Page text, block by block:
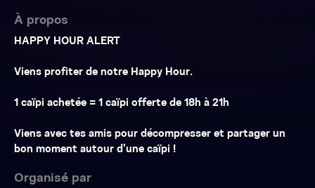
À propos
HAPPY HOUR ALERT
Viens profiter de notre Happy Hour.
1 caïpi achetée = 1 caïpi offerte de 18h à 21h
Viens avec tes amis pour décompresser et partager un
bon moment autour d’une caïpi !
Organisé par